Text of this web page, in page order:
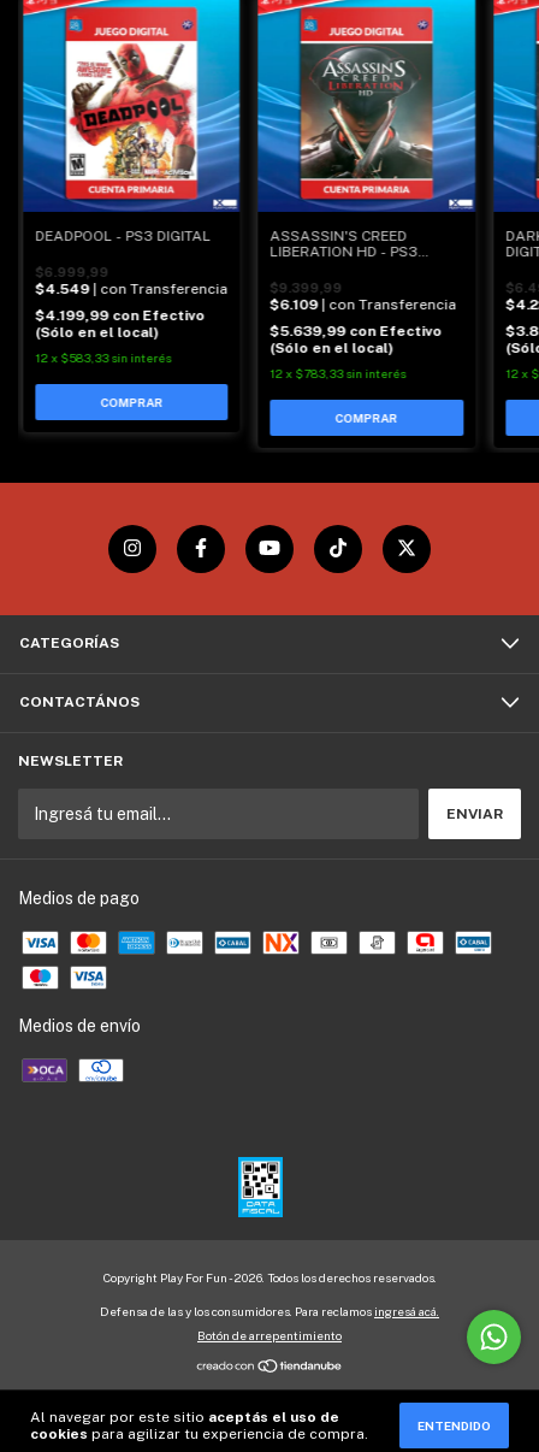
Al navegar por este sitio aceptás el uso de
cookies para agilizar tu experiencia de compra. ENTENDIDO
DEADPOOL - PS3 DIGITAL
$6.999,99
$4.549 | con Transferencia
$4.199,99 con Efectivo
(Sólo en el local)
12 x $583,33 sin interés
ASSASSIN'S CREED
LIBERATION HD - PS3
$9.399,99
$6.109 | con Transferencia
$5.639,99 con Efectivo
(Sólo en el local)
12 x $783,33 sin interés 12 x
CATEGORÍAS
CONTACTÁNOS
NEWSLETTER
Medios de pago
Medios de envío
Copyright Play For Fun - 2026. Todos los derechos reservados.
Defensa de las y los consumidores. Para reclamos ingresá acá.
Botón de arrepentimiento